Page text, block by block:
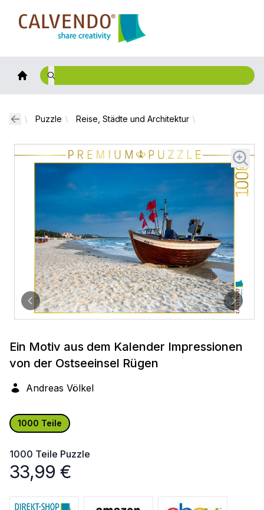
Calvendo
Puzzle Reise, Städte und Architektur
Ein Motiv aus dem Kalender Impressionen
von der Ostseeinsel Rügen
Andreas Völkel
1000 Teile
1000 Teile Puzzle
33,99 €